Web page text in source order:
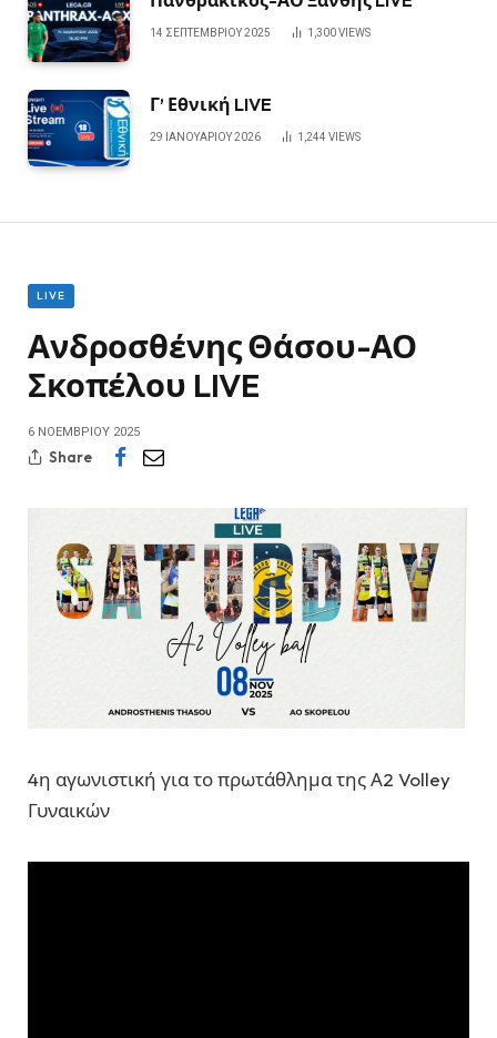
14 ΣΕΠΤΕΜΒΡΊΟΥ 2025 1,300VIEWS
Γ’ Εθνική LIVE
29 ΙΑΝΟΥΑΡΊΟΥ 2026 1,244 VIEWS
LIVE
Ανδροσθένης Θάσου-ΑΟ
Σκοπέλου LIVE
6 ΝΟΕΜΒΡΊΟΥ 2025
Share
4η αγωνιστική για το πρωτάθλημα της Α2 Volley
Γυναικών